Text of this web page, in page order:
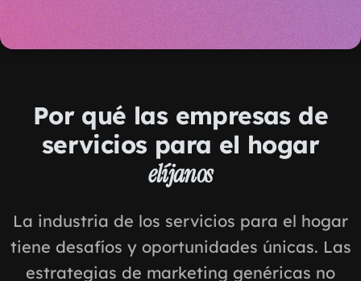
Por qué las empresas de
servicios para el hogar
elíjanos
La industria de los servicios para el hogar
tiene desafíos y oportunidades únicas. Las
estrategias de marketing genéricas no